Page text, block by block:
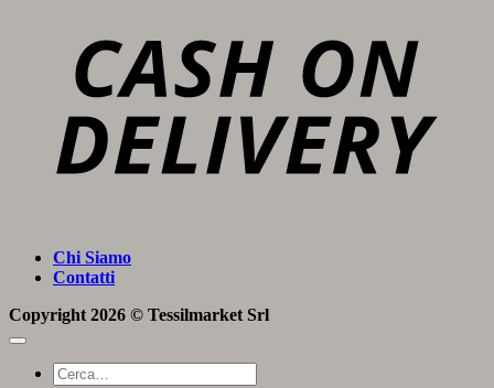
Chi Siamo
Contatti
Copyright 2026 © Tessilmarket Srl
Cerca: